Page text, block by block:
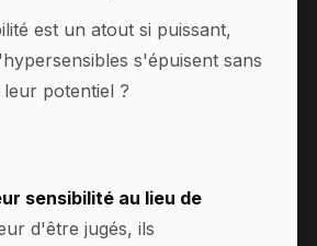
est un atout si puissant,
s'épuisent sans
potentiel ?
sensibilité au lieu de
d'être jugés, ils